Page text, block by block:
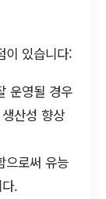
이 있습니다:
운영될 경우
산성 향상
으로써 유능
.